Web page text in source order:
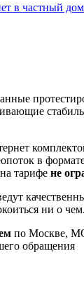
в частный дом
в
тарифе не
ни о чем.
по Москве,
обращения